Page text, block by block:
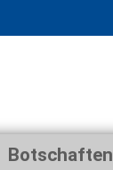
Botschaften